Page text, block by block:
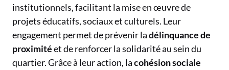
institutionnels, facilitant la mise en œuvre de
projets éducatifs, sociaux et culturels. Leur
engagement permet de prévenir ladélinquance de
proximitéet de renforcer la solidarité au sein du
quartier. Grâce à leur action, lacohésion sociale